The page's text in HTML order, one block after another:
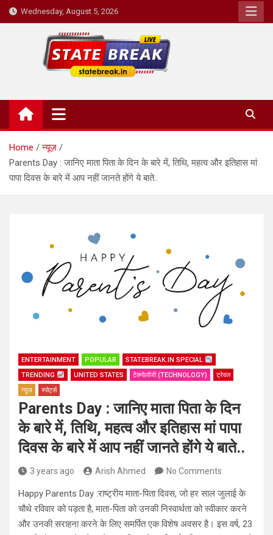
Skip
to
Wednesday, August 5, 2026
State Break
Home
न्यूज़
Parents Day : जानिए माता पिता के दिन के बारे में, तिथि, महत्व और इतिहास मां
पापा दिवस के बारे में आप नहीं जानते होंगे ये बाते..
ENTERTAINMENT POPULAR
STATEBREAK.IN SPECIAL
TRENDING
UNITED STATES टेक्नोलॉजी (TECHNOLOGY)
ट्रेवल
न्यूज़
स्पोर्ट्स
Parents Day : जानिए माता पिता के दिन
के बारे में, तिथि, महत्व और इतिहास मां पापा
दिवस के बारे में आप नहीं जानते होंगे ये बाते..
3 years ago Arish Ahmed No Comments
Happy Parents Day :राष्ट्रीय माता-पिता दिवस, जो हर साल जुलाई के
चौथे रविवार को पड़ता है, माता-पिता को उनकी निस्वार्थता को स्वीकार करने
और उनकी सराहना करने के लिए समर्पित एक विशेष अवसर है। इस वर्ष, 23